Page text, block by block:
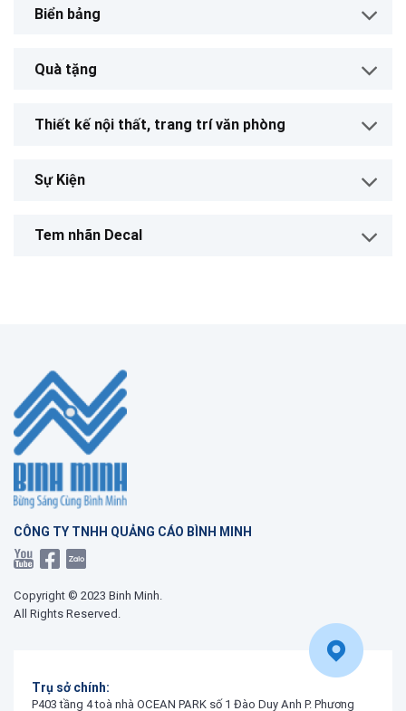
Biển bảng
Quà tặng
Thiết kế nội thất, trang trí văn phòng
Sự Kiện
Tem nhãn Decal
CÔNG TY TNHH QUẢNG CÁO BÌNH MINH
Copyright © 2023 Binh Minh.
All Rights Reserved.
Trụ sở chính:
P403 tầng 4 toà nhà OCEAN PARK số 1 Đào Duy Anh P. Phương